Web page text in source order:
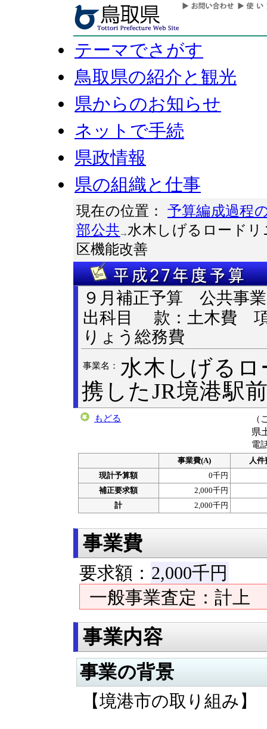
テーマでさがす
鳥取県の紹介と観光
県からのお知らせ
ネットで手続
県政情報
県の組織と仕事
現在の位置： 予算編成過程
部公共 水木しげるロード
区機能改善
９月補正予算 公共
出科目 款：土木費
りょう総務費
事業名： 水木しげる
携したJR境港駅
もどる
（
県
電
事業費(A)
人件
現計予算額
0千円
補正要求額
2,000千円
計
2,000千円
事業費
要求額： 2,000千円
一般事業査定：計
事業内容
事業の背景
【境港市の取り組み】